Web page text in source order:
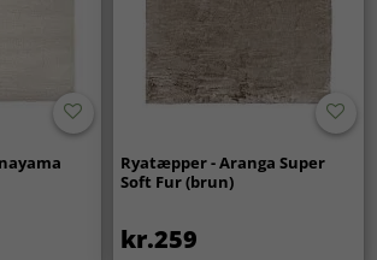
Ryatæpper - Aranga Super
Soft Fur (brun)
kr.259